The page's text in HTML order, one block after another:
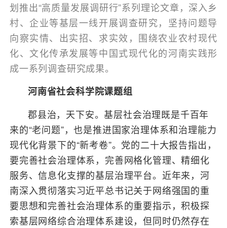
划推出“高质量发展调研行”系列理论文章，深入乡
村、企业等基层一线开展调查研究，坚持问题导
向察实情、出实招、求实效，围绕农业农村现代
化、文化传承发展等中国式现代化的河南实践形
成一系列调查研究成果。
河南省社会科学院课题组
郡县治，天下安。基层社会治理既是千百年
来的“老问题”，也是推进国家治理体系和治理能力
现代化背景下的“新考卷”。党的二十大报告指出，
要完善社会治理体系，完善网格化管理、精细化
服务、信息化支撑的基层治理平台。近年来，河
南深入贯彻落实习近平总书记关于网络强国的重
要思想和完善社会治理体系的重要指示，积极探
索基层网络综合治理体系建设，但同时仍然存在